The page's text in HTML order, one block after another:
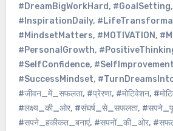
#DreamBigWorkHard, #GoalSetting,
#InspirationDaily,
#MindsetMatters, #MOTIVATION,
#PersonalGrowth,
#SelfConfidence, #SelfImprovement
#SuccessMindset,
#जीवन_में_सफलता, #प्रेरणा, #मोटिवेशन,
#लक्ष्य_की_ओर, #संघर्ष_से_सफलता,
#सपने_हकीकत_बनाएं, #सपनों_की_ओर,